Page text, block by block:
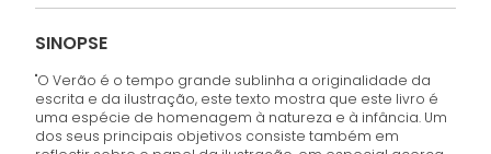
SINOPSE
"O Verão é o tempo grande sublinha a originalidade da
escrita e da ilustração, este texto mostra que este livro é
uma espécie de homenagem à natureza e à infância. Um
dos seus principais objetivos consiste também em